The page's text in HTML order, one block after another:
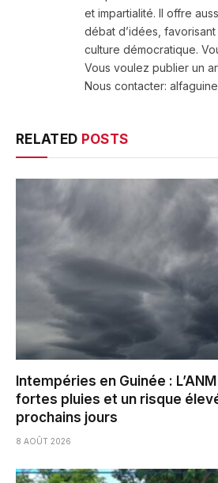
et impartialité. Il offre
débat d’idées, favorisant
culture démocratique.
Vous voulez publier un
Nous contacter:
RELATED POSTS
Intempéries en Guinée :
fortes pluies et un risque
prochains jours
8 AOÛT 2026